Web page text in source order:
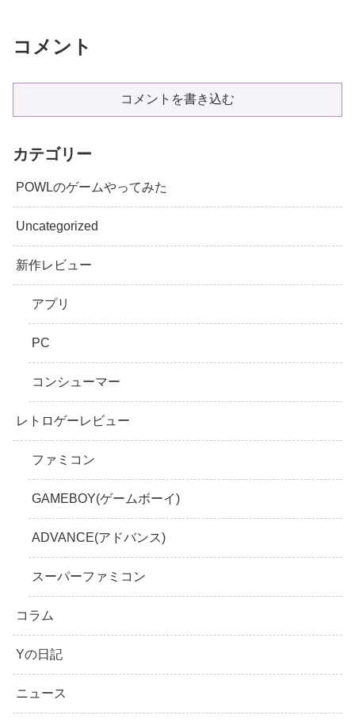
コメント
コメントを書き込む
カテゴリー
POWLのゲームやってみた
Uncategorized
新作レビュー
アプリ
PC
コンシューマー
レトロゲーレビュー
ファミコン
GAMEBOY(ゲームボーイ)
ADVANCE(アドバンス)
スーパーファミコン
コラム
Yの日記
ニュース